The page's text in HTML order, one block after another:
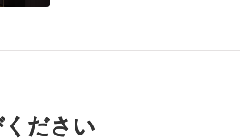
ください